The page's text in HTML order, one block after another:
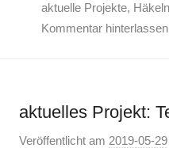
aktuelle Projekte, Häkeln
Kommentar hinterlassen
aktuelles Projekt:
Veröffentlicht am 2019-05-29